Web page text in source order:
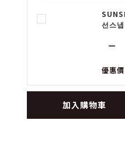
선스
優惠
加入購物車